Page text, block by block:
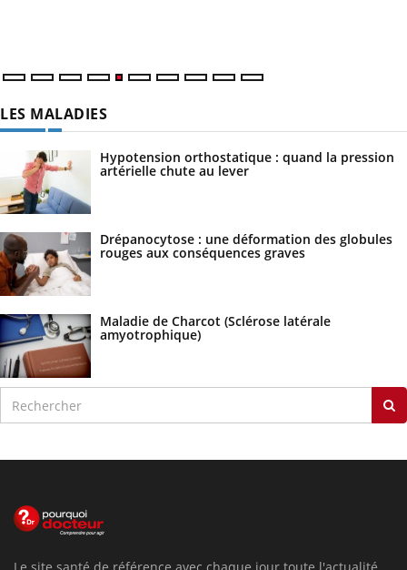
LES MALADIES
Hypotension orthostatique : quand la pression
artérielle chute au lever
Drépanocytose : une déformation des globules
rouges aux conséquences graves
Maladie de Charcot (Sclérose latérale
amyotrophique)